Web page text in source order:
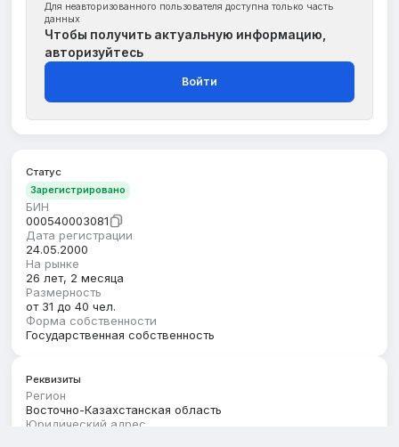
Для неавторизованного пользователя доступна только часть
данных
Чтобы получить актуальную информацию,
авторизуйтесь
Войти
Статус
Зарегистрировано
БИН
000540003081
Дата регистрации
24.05.2000
На рынке
26 лет, 2 месяца
Размерность
от 31 до 40 чел.
Форма собственности
Государственная собственность
Реквизиты
Регион
Восточно-Казахстанская область
Юридический адрес